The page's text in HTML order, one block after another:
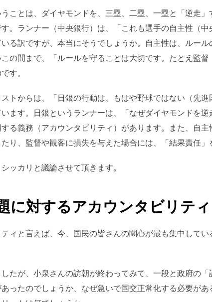
ことは、ダイヤモンドを、三塁、二塁、一塁と「逆走
。ランナー（中央銀行）は、「これも選手の自主性（
る訳ですが、本当にそうでしょうか。自主性は、ルー
の間まで、「ルールを守ることは大切です。たとえ監
す。
トからは、「日銀の行動は、もはや野球ではない（先
ます。日銀というランナーは、「なぜダイヤモンドを
る義務（アカウンタビリティ）があります。また、自
たり、監督や観客に損失を与えた場合には、「結果責任」
ッカリと議論させて頂きます。
に対するアカウンタビリティ
ィと言えば、今、国民の皆さんの関心が最も集中して
たが、小泉さんの訪朝が終わってみて、一段と政府の
ったのでしょうか、なぜ急いで国交正常化する必要が